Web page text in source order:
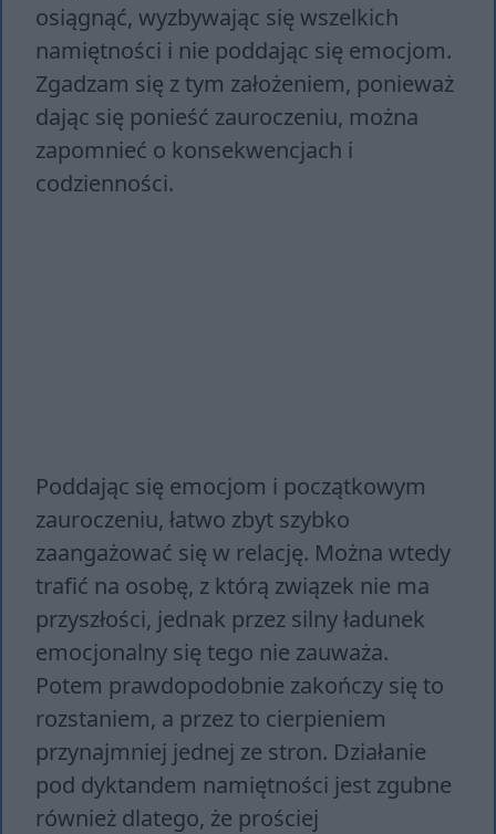
osiągnąć, wyzbywając się wszelkich
namiętności i nie poddając się emocjom.
Zgadzam się z tym założeniem, ponieważ
dając się ponieść zauroczeniu, można
zapomnieć o konsekwencjach i
codzienności.
Poddając się emocjom i początkowym
zauroczeniu, łatwo zbyt szybko
zaangażować się w relację. Można wtedy
trafić na osobę, z którą związek nie ma
przyszłości, jednak przez silny ładunek
emocjonalny się tego nie zauważa.
Potem prawdopodobnie zakończy się to
rozstaniem, a przez to cierpieniem
przynajmniej jednej ze stron. Działanie
pod dyktandem namiętności jest zgubne
również dlatego, że prościej